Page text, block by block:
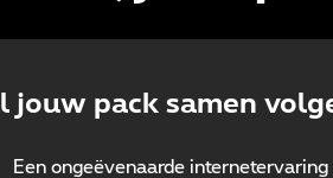
jouw pack samen
Een ongeëvenaarde